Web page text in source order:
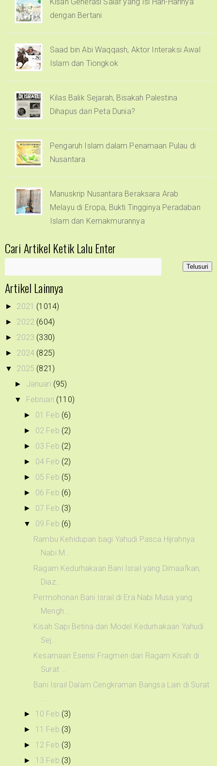
dengan Bertani
Saad bin Abi Waqqash, Aktor Interaksi Awal
Islam dan Tiongkok
Kilas Balik Sejarah, Bisakah Palestina
Dihapus dari Peta Dunia?
Pengaruh Islam dalam Penamaan Pulau di
Nusantara
Manuskrip Nusantara Beraksara Arab
Melayu di Eropa, Bukti Tingginya Peradaban
Islam dan Kemakmurannya
Cari Artikel Ketik Lalu Enter
Artikel Lainnya
► 2021 (1014)
► 2022 (604)
► 2023 (330)
► 2024 (825)
▼ 2025 (821)
► Januari (95)
▼ Februari (110)
► 01 Feb (6)
► 02 Feb (2)
► 03 Feb (2)
► 04 Feb (2)
► 05 Feb (5)
► 06 Feb (6)
► 07 Feb (3)
▼ 09 Feb (6)
Rambu Kehidupan bagi Yahudi Pasca Hijrahnya
Nabi M...
Ragam Kedurhakaan Bani Israil yang Dimaafkan,
Diaz...
Permohonan Bani Israil di Era Nabi Musa yang
Mengh...
Kisah Sapi Betina dan Model Kedurhakaan Yahudi
Sej...
Kesamaan Esensi Fragmen dari Ragam Kisah di
Surat ...
Bani Israil Dalam Cengkraman Bangsa Lain di Surat
► 10 Feb (3)
► 11 Feb (3)
► 12 Feb (3)
► 13 Feb (3)